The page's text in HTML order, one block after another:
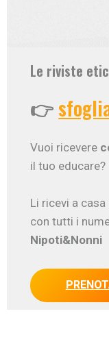
Le riviste
👉
Vuoi ricevere
il tuo educare?
Li ricevi a casa
con tutti i
Nipoti&Nonni